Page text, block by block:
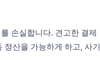
손실합니다. 견고한 결제
산을 가능하게 하고, 사기